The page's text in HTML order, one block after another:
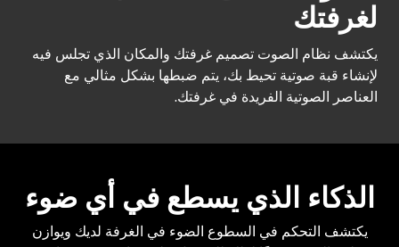
لغرفتك
يكتشف نظام الصوت تصميم غرفتك والمكان الذي تجلس فيه
لإنشاء قبة صوتية تحيط بك، يتم ضبطها بشكل مثالي مع
العناصر الصوتية الفريدة في غرفتك.
الذكاء الذي يسطع في أي ضوء
يكتشف التحكم في السطوع الضوء في الغرفة لديك ويوازن